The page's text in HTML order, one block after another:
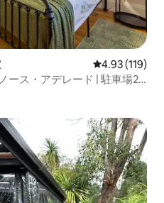
レビュー119
4.93 (119)
ース・アデレード | 駐車場2